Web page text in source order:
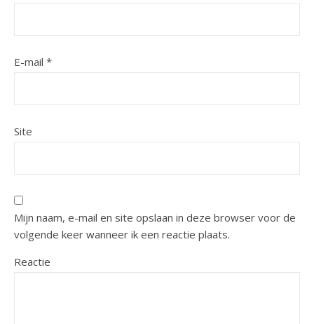
E-mail *
Site
Mijn naam, e-mail en site opslaan in deze browser voor de
volgende keer wanneer ik een reactie plaats.
Reactie